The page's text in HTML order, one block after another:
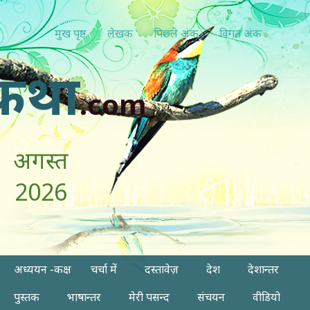
मुख पृष्ठ लेखक पिछ्ले अंक विगत अंक
.com
अगस्त
2026
अध्ययन -कक्ष चर्चा में दस्तावेज़ देश
देशान्तर
पुस्तक
भाषान्तर मेरी पसन्द संचयन वीडियो